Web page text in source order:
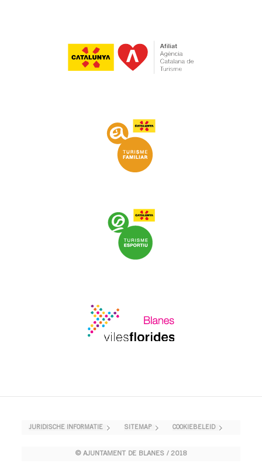
JURIDISCHE INFORMATIE SITEMAP COOKIEBELEID
© AJUNTAMENT DE BLANES / 2018